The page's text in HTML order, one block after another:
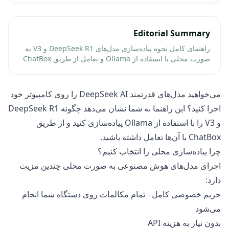
Editorial Summary
راهنمای کامل نحوه پیاده‌سازی مدل‌های DeepSeek R1 و V3 به
صورت محلی با استفاده از Ollama و تعامل از طریق ChatBox
می‌خواهید مدل‌های قدرتمند DeepSeek AI را روی کامپیوتر خود
اجرا کنید؟ این راهنما به شما نشان می‌دهد چگونه DeepSeek R1
و V3 را با استفاده از Ollama پیاده‌سازی کنید و از طریق
ChatBox با آن‌ها تعامل داشته باشید.
چرا پیاده‌سازی محلی را انتخاب کنیم؟
اجرای مدل‌های هوش مصنوعی به صورت محلی چندین مزیت
دارد:
حریم خصوصی کامل - تمام مکالمات روی دستگاه شما انجام
می‌شود
بدون نیاز به هزینه API